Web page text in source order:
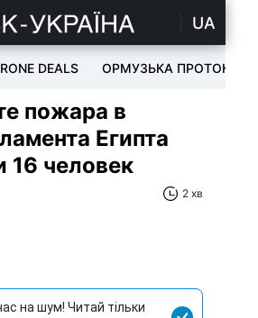
UA
DEALS ОРМУЗЬКА ПРОТОКА
пожара в
Египта
16 человек
2 хв
на шум! Читай тільки